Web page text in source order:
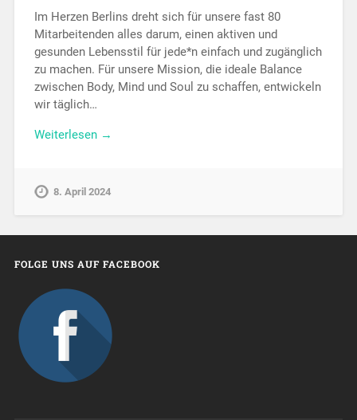
Im Herzen Berlins dreht sich für unsere fast 80
Mitarbeitenden alles darum, einen aktiven und
gesunden Lebensstil für jede*n einfach und zugänglich
zu machen. Für unsere Mission, die ideale Balance
zwischen Body, Mind und Soul zu schaffen, entwickeln
wir täglich…
Weiterlesen →
8. April 2024
FOLGE UNS AUF FACEBOOK